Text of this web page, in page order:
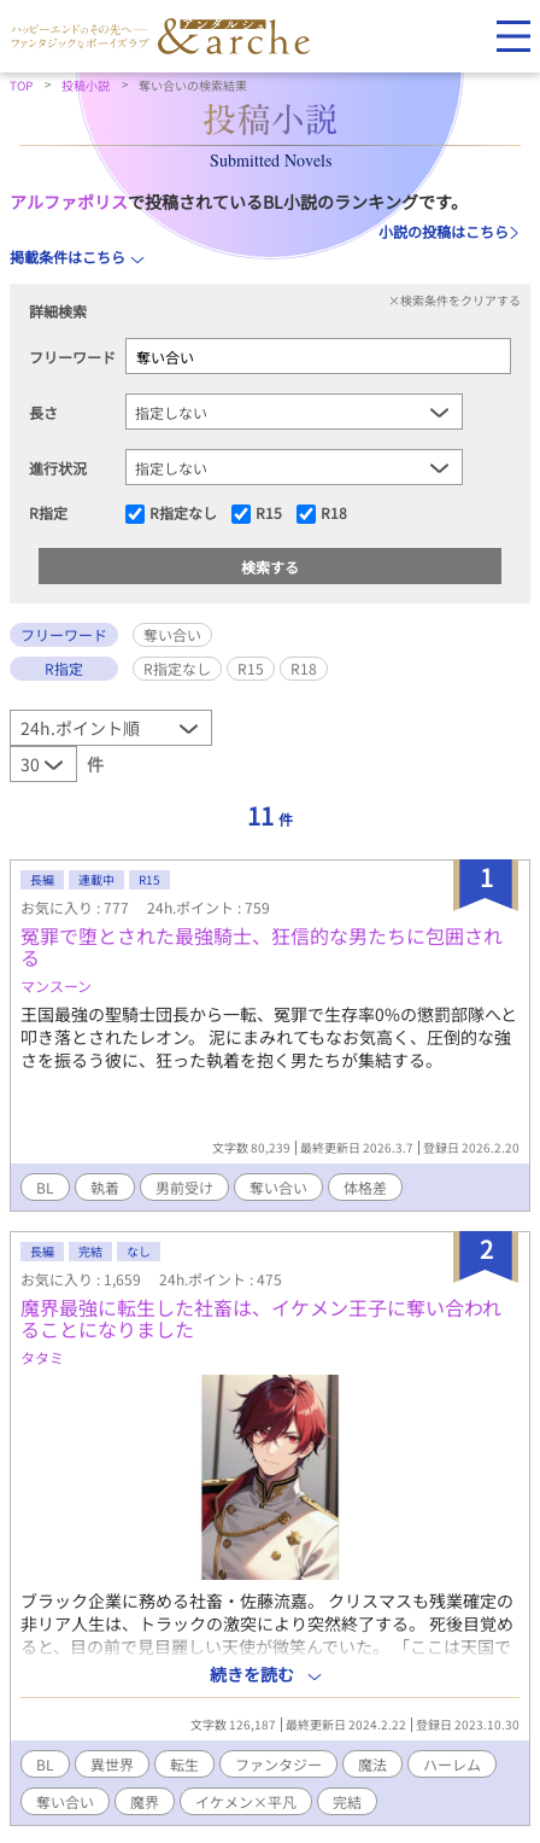
TOP 投稿小説 奪い合いの検索結果
Submitted Novels
アルファポリスで投稿されているBL小説のランキングです。
小説の投稿はこちら
掲載条件はこちら
詳細検索
×検索条件をクリアする
フリーワード
長さ
進行状況
R指定 R指定なし R15 R18
フリーワード
奪い合い
R指定
R指定なし R15 R18
件
11 件
1
長編 連載中 R15
お気に入り : 777 24h.ポイント : 759
冤罪で堕とされた最強騎士、狂信的な男たちに包囲され
る
マンスーン
​王国最強の聖騎士団長から一転、冤罪で生存率0%の懲罰部隊へと
叩き落とされたレオン。 泥にまみれてもなお気高く、圧倒的な強
さを振るう彼に、狂った執着を抱く男たちが集結する。
文字数 80,239 最終更新日 2026.3.7 登録日 2026.2.20
BL 執着 男前受け 奪い合い 体格差
2
長編 完結 なし
お気に入り : 1,659 24h.ポイント : 475
魔界最強に転生した社畜は、イケメン王子に奪い合われ
ることになりました
タタミ
ブラック企業に務める社畜・佐藤流嘉。 クリスマスも残業確定の
非リア人生は、トラックの激突により突然終了する。 死後目覚め
ると、目の前で見目麗しい天使が微笑んでいた。 「ここは天国で
はなく魔界です」 天使に会えたと喜んだのもつかの間、そこは天
国などではなく魔法が当たり前にある世界・魔界だと知らされ
る。そして流嘉は、魔界に君臨する最強の支配者『至上様』に転
生していたのだった。 「至上様、私に接吻を」 「あっ。ああ、接
吻か……って、接吻！？なんだそれ、まさかキスですか！？」 何
が起こっているのかわからないうちに、流嘉の前に現れたのは美
しい４人の王子。この４王子にキスをして、結婚相手を選ばなけ
ればならないと言われて──！？
続きを読む
文字数 126,187 最終更新日 2024.2.22 登録日 2023.10.30
BL 異世界 転生 ファンタジー 魔法
ハーレム
奪い合い
魔界 イケメン×平凡 完結